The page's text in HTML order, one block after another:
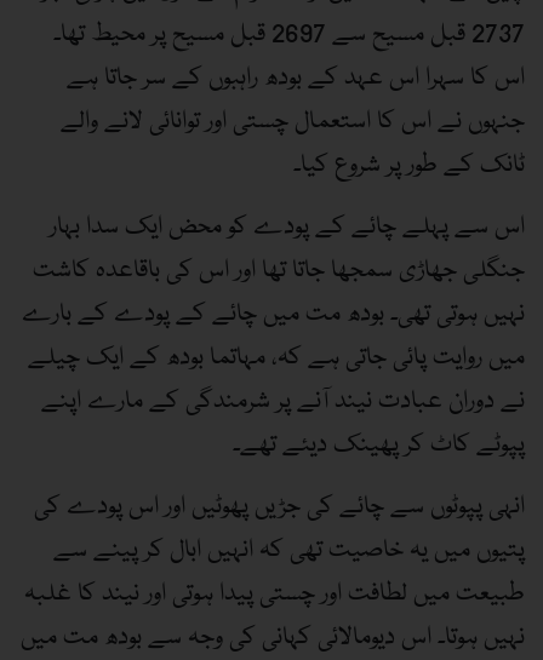
2737 قبل مسیح سے 2697 قبل مسیح پر محیط تھا۔
اس کا سہرا اس عہد کے بودھ راہبوں کے سر جاتا ہے
جنہوں نے اس کا استعمال چستی اور توانائی لانے والے
ٹانک کے طور پر شروع کیا۔
اس سے پہلے چائے کے پودے کو محض ایک سدا بہار
جنگلی جھاڑی سمجھا جاتا تھا اور اس کی باقاعدہ کاشت
نہیں ہوتی تھی۔ بودھ مت میں چائے کے پودے کے بارے
میں روایت پائی جاتی ہے کہ، مہاتما بودھ کے ایک چیلے
نے دوران عبادت نیند آنے پر شرمندگی کے مارے اپنے
پپوٹے کاٹ کر پھینک دیئے تھے۔
انہی پپوٹوں سے چائے کی جڑیں پھوٹیں اور اس پودے کی
پتیوں میں یہ خاصیت تھی کہ انہیں ابال کر پینے سے
طبیعت میں لطافت اور چستی پیدا ہوتی اور نیند کا غلبہ
نہیں ہوتا۔ اس دیومالائی کہانی کی وجہ سے بودھ مت میں